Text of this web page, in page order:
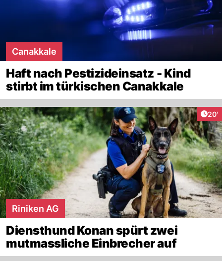
Canakkale
Haft nach Pestizideinsatz - Kind
stirbt im türkischen Canakkale
20'
Riniken AG
Diensthund Konan spürt zwei
mutmassliche Einbrecher auf